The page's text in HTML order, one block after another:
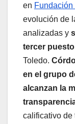
en Fundación
evolución de
analizadas y
tercer puesto
Toledo.
en el grupo
alcanzan la
calificativo de